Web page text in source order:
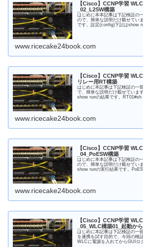
【Cisco】CCNP学習
_02_L2SW構築
はじめに本本記事は下記検証の
ので、簡単な説明だけ載せてい
です。設定(config)下記はshow
www.ricecake24book.com
【Cisco】CCNP学習
リレー用RT構築
はじめに本記事は下記検証の一
で、簡単な説明だけ載せていま
show runの結果です。RT01#sh
www.ricecake24book.com
【Cisco】CCNP学習
_04_PoESW構築
はじめに本本記事は下記検証の
ので、簡単な説明だけ載せてい
show runの実行結果です。
www.ricecake24book.com
【Cisco】CCNP学習
_05_WLC構築01_起動か
はじめに本記事は下記検証の一
を連携を試す目的で、今回の検
WLCに電源を入れてからGUIロ